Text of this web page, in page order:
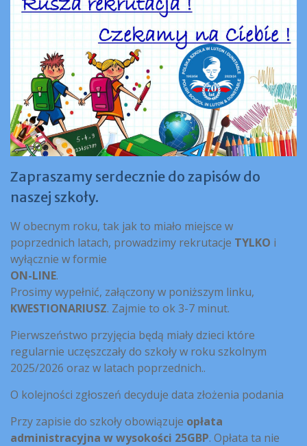
Zapraszamy serdecznie do zapisów do
naszej szkoły.
W obecnym roku, tak jak to miało miejsce w
poprzednich latach, prowadzimy rekrutacje TYLKO i
wyłącznie w formie
ON-LINE.
Prosimy wypełnić, załączony w poniższym linku,
KWESTIONARIUSZ. Zajmie to ok 3-7 minut.
Pierwszeństwo przyjęcia będą miały dzieci które
regularnie uczęszczały do szkoły w roku szkolnym
2025/2026 oraz w latach poprzednich..
O kolejności zgłoszeń decyduje data złożenia podania
Przy zapisie do szkoły obowiązuje opłata
administracyjna w wysokości 25GBP. Opłata ta nie